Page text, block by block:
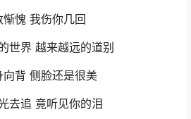
惭愧 我伤你几回
世界 越来越远的道别
向背 侧脸还是很美
去追 竟听见你的泪